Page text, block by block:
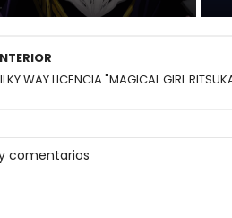
WAY LICENCIA "MAGICAL GIRL
comentarios